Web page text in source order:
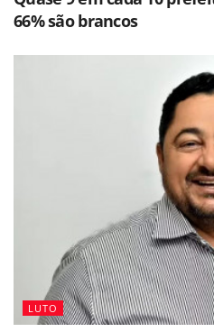
66% são brancos
LUTO